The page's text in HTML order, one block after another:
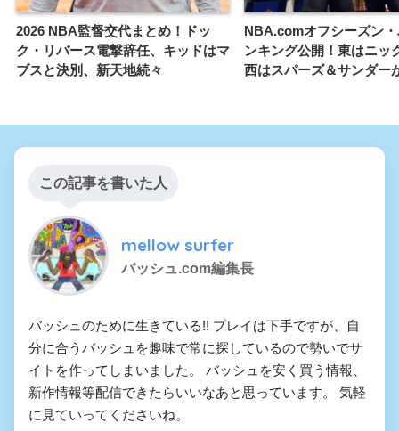
2026 NBA監督交代まとめ！ドッ
ク・リバース電撃辞任、キッドはマ
ブスと決別、新天地続々
NBA.comオフシーズン
ンキング公開！東はニッ
西はスパーズ＆サンダー
この記事を書いた人
mellow surfer
バッシュ.com編集長
バッシュのために生きている!! プレイは下手ですが、自
分に合うバッシュを趣味で常に探しているので勢いでサ
イトを作ってしまいました。 バッシュを安く買う情報、
新作情報等配信できたらいいなあと思っています。 気軽
に見ていってくださいね。